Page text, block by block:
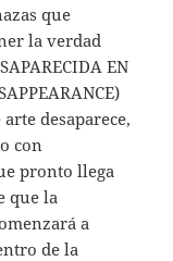
que
la verdad
EN
desaparece,
con
pronto llega
que la
a
de la